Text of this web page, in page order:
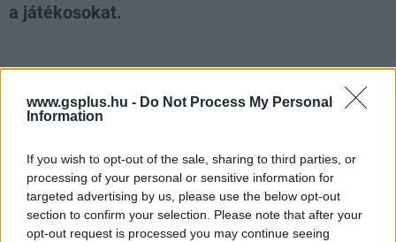
www.gsplus.hu - Do Not Process My Personal
Information
If you wish to opt-out of the sale, sharing to third parties, or
processing of your personal or sensitive information for
targeted advertising by us, please use the below opt-out
section to confirm your selection. Please note that after your
opt-out request is processed you may continue seeing
a játékosokat.
Miközben a MindsEye-t kiadóként felkaroló IO
Interactive próbál úgy tenni, mintha soha semmi köze
felsüléséhez, a megtépázott nimbuszú és
megfogyatkozott Build A Rocket Boy még nem dobta be
a törülközőt, hanem sorra adja ki a patcheket. Tegnap
már a hatodik debütált, amelyet egy ingyenes starter